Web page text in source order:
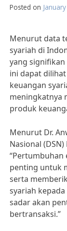
Posted on
Menurut data
syariah di
yang
ini dapat
keuangan
meningkatnya
produk
Menurut Dr.
Nasional
“Pertumbuhan
penting untuk
serta
syariah
sadar akan
bertransaksi.”